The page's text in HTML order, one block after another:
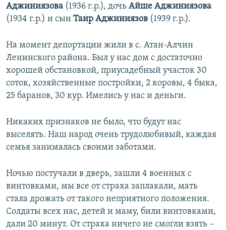
Аджиниязова (1936 г.р.), дочь Айше Аджиниязова
(1934 г.р.) и сын Таир Аджиниязов (1939 г.р.).
На момент депортации жили в с. Атан-Алчин
Ленинского района. Был у нас дом с достаточно
хорошей обстановкой, приусадебный участок 30
соток, хозяйственные постройки, 2 коровы, 4 быка,
25 баранов, 30 кур. Имелись у нас и деньги.
Никаких признаков не было, что будут нас
выселять. Наш народ очень трудолюбивый, каждая
семья занималась своими заботами.
Ночью постучали в дверь, зашли 4 военных с
винтовками, мы все от страха заплакали, мать
стала дрожать от такого неприятного положения.
Солдаты всех нас, детей и маму, били винтовками,
дали 20 минут. От страха ничего не смогли взять –